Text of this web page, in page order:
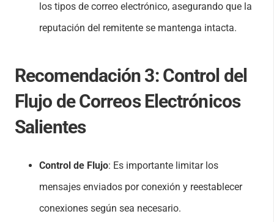
los tipos de correo electrónico, asegurando que la
reputación del remitente se mantenga intacta.
Recomendación 3: Control del
Flujo de Correos Electrónicos
Salientes
Control de Flujo: Es importante limitar los
mensajes enviados por conexión y reestablecer
conexiones según sea necesario.